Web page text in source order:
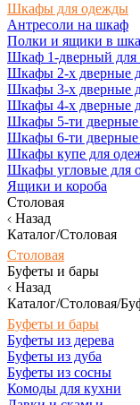
Шкафы для одежды
Антресоли на шкаф
Полки и ящики в
Шкаф 1-дверный для
Шкафы 2-х дверные
Шкафы 3-х дверные
Шкафы 4-х дверные
Шкафы 5-ти дверные
Шкафы 6-ти дверные
Шкафы купе для
Шкафы угловые для
Ящики и короба
Столовая
Назад
Каталог/Столовая
Столовая
Буфеты и бары
Назад
Каталог/Столовая/
Буфеты и бары
Буфеты из дерева
Буфеты из дуба
Буфеты из сосны
Комоды для кухни